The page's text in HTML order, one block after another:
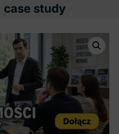
case study